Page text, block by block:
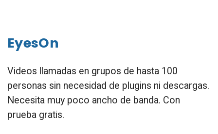
EyesOn
Videos llamadas en grupos de hasta 100
personas sin necesidad de plugins ni descargas.
Necesita muy poco ancho de banda. Con
prueba gratis.